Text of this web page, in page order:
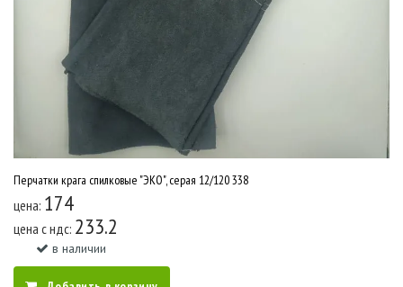
Перчатки крага спилковые "ЭКО", серая 12/120 338
цена: 174
цена c ндс: 233.2
в наличии